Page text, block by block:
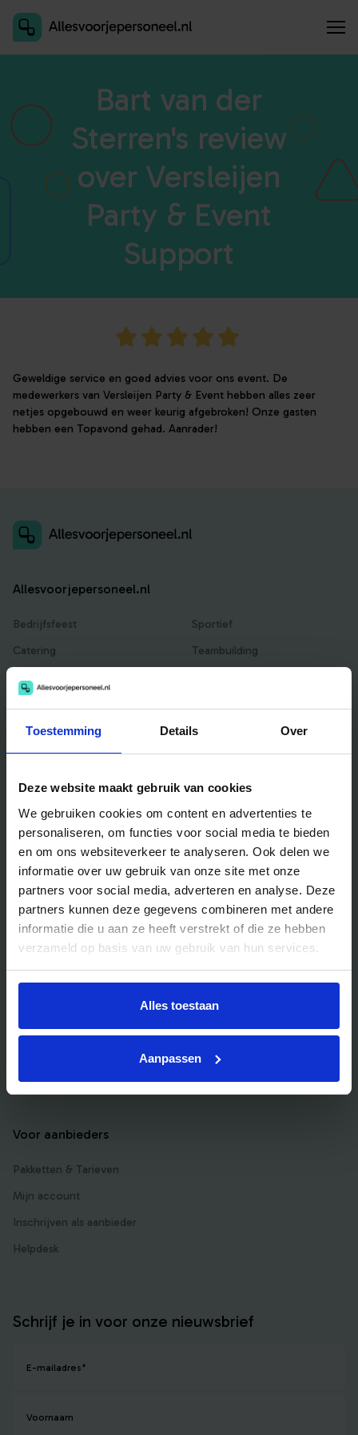
Toestemming Details Over
Deze website maakt gebruik van cookies
We gebruiken cookies om content en advertenties te
personaliseren, om functies voor social media te bieden
en om ons websiteverkeer te analyseren. Ook delen we
informatie over uw gebruik van onze site met onze
partners voor social media, adverteren en analyse. Deze
partners kunnen deze gegevens combineren met andere
informatie die u aan ze heeft verstrekt of die ze hebben
verzameld op basis van uw gebruik van hun services.
Alles toestaan
Aanpassen
Bart van der
Sterren's review
over Versleijen
Party & Event
Support
Geweldige service en goed advies voor ons event. De
medewerkers van Versleijen Party & Event hebben alles zeer
netjes opgebouwd en weer keurig afgebroken! Onze gasten
hebben een Topavond gehad. Aanrader!
Allesvoorjepersoneel.nl
Bedrijfsfeest
Catering
Locaties
Sportief
Teambuilding
Handig voor jou
Veelgestelde vragen
Bedrijfsuitjes
Bedrijfsuitje outdoor
Bedrijfsuitje indoor
Bedrijfsuitje actief
Bedrijfsuitje Brabant
Bedrijfsuitje Limburg
Voor aanbieders
Pakketten & Tarieven
Mijn account
Inschrijven als aanbieder
Helpdesk
Schrijf je in voor onze nieuwsbrief
E-mailadres*
Voornaam